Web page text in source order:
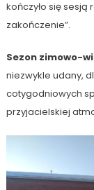
kończyło się
zakończenie”.
Sezon zimowo-
niezwykle udany,
cotygodniowych
przyjacielskiej